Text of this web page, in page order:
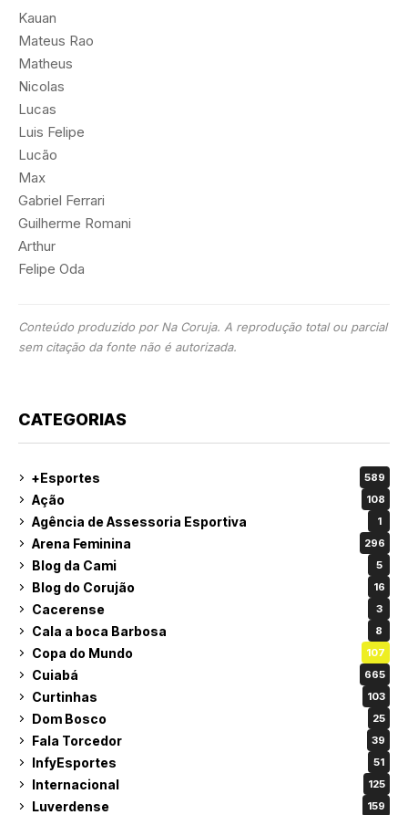
Kauan
Mateus Rao
Matheus
Nicolas
Lucas
Luis Felipe
Lucão
Max
Gabriel Ferrari
Guilherme Romani
Arthur
Felipe Oda
Conteúdo produzido por Na Coruja. A reprodução total ou parcial
sem citação da fonte não é autorizada.
CATEGORIAS
+Esportes 589
Ação 108
Agência de Assessoria Esportiva 1
Arena Feminina 296
Blog da Cami 5
Blog do Corujão 16
Cacerense 3
Cala a boca Barbosa 8
Copa do Mundo 107
Cuiabá 665
Curtinhas 103
Dom Bosco 25
Fala Torcedor 39
InfyEsportes 51
Internacional 125
Luverdense 159